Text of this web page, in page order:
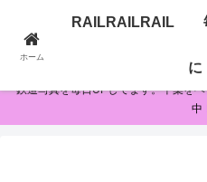
RAILRAILRAIL 毎
鉄道写真を毎日UPしてます。千葉を
中
ホーム
RAILRAILRAIL
に